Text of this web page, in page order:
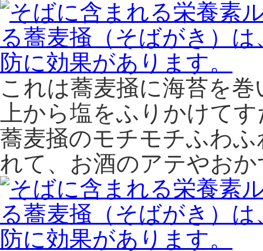
これは蕎麦掻に海苔を
上から塩をふりかけて
蕎麦掻のモチモチふわ
れて、お酒のアテやお